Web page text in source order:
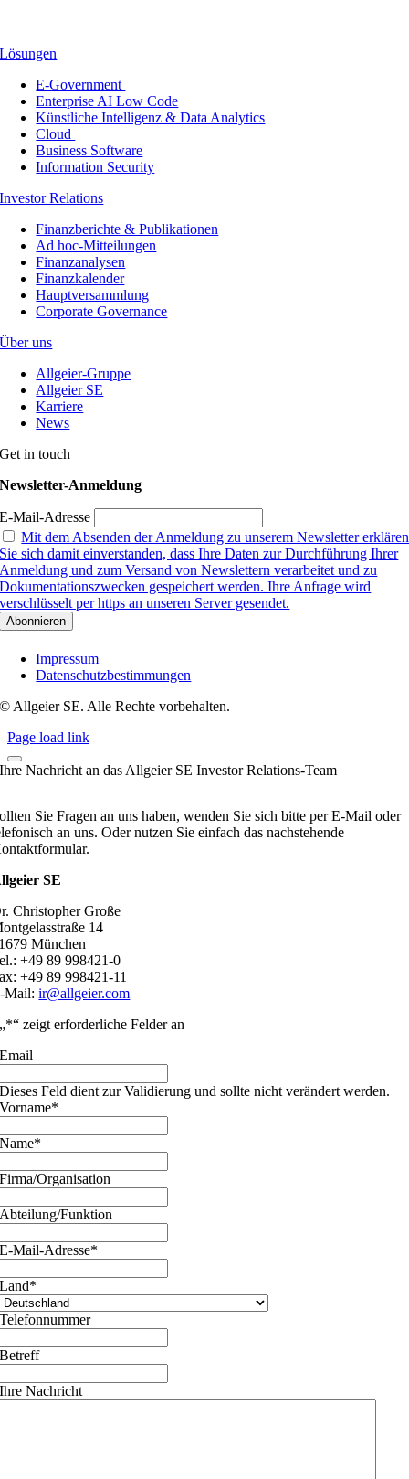
Lösungen
E-Government
Enterprise AI Low Code
Künstliche Intelligenz & Data Analytics
Cloud
Business Software
Information Security
Investor Relations
Finanzberichte & Publikationen
Ad hoc-Mitteilungen
Finanzanalysen
Finanzkalender
Hauptversammlung
Corporate Governance
Über uns
Allgeier-Gruppe
Allgeier SE
Karriere
News
Get in touch
Newsletter-Anmeldung
E-Mail-Adresse
Mit dem Absenden der Anmeldung zu unserem Newsletter erklären
Sie sich damit einverstanden, dass Ihre Daten zur Durchführung Ihrer
Anmeldung und zum Versand von Newslettern verarbeitet und zu
Dokumentationszwecken gespeichert werden. Ihre Anfrage wird
verschlüsselt per https an unseren Server gesendet.
Impressum
Datenschutzbestimmungen
© Allgeier SE. Alle Rechte vorbehalten.
Page load link
Ihre Nachricht an das Allgeier SE Investor Relations-Team
Sie Fragen an uns haben, wenden Sie sich bitte per E-Mail oder
an uns. Oder nutzen Sie einfach das nachstehende
SE
Christopher Große
14
München
+49 89 998421-0
+49 89 998421-11
Mail:ir@allgeier.com
„*“ zeigt erforderliche Felder an
Email
Dieses Feld dient zur Validierung und sollte nicht verändert werden.
Vorname*
Name*
Firma/Organisation
Abteilung/Funktion
E-Mail-Adresse*
Land*
Telefonnummer
Betreff
Ihre Nachricht